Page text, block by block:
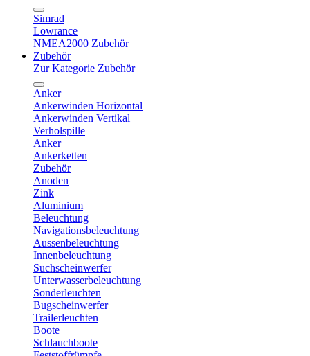
Simrad
Lowrance
NMEA2000 Zubehör
Zubehör
Zur Kategorie Zubehör
Anker
Ankerwinden Horizontal
Ankerwinden Vertikal
Verholspille
Anker
Ankerketten
Zubehör
Anoden
Zink
Aluminium
Beleuchtung
Navigationsbeleuchtung
Aussenbeleuchtung
Innenbeleuchtung
Suchscheinwerfer
Unterwasserbeleuchtung
Sonderleuchten
Bugscheinwerfer
Trailerleuchten
Boote
Schlauchboote